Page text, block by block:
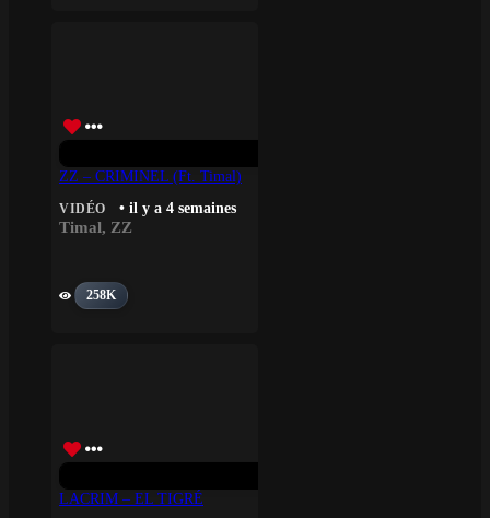
ZZ – CRIMINEL (ft. Timal)
VIDÉO • il y a 4 semaines
Timal, ZZ
258K
LACRIM – EL TIGRÉ